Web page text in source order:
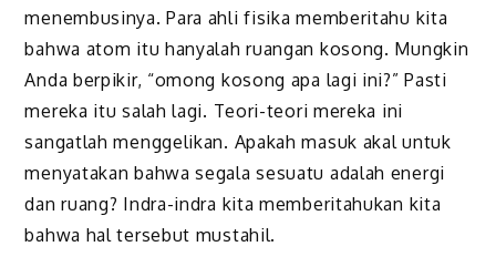
menembusinya. Para ahli fisika memberitahu kita
bahwa atom itu hanyalah ruangan kosong. Mungkin
Anda berpikir, “omong kosong apa lagi ini?” Pasti
mereka itu salah lagi. Teori-teori mereka ini
sangatlah menggelikan. Apakah masuk akal untuk
menyatakan bahwa segala sesuatu adalah energi
dan ruang? Indra-indra kita memberitahukan kita
bahwa hal tersebut mustahil.